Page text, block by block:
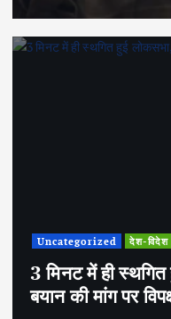
Uncategorized देश-विदेश
3 मिनट में ही
बयान की मांग पर